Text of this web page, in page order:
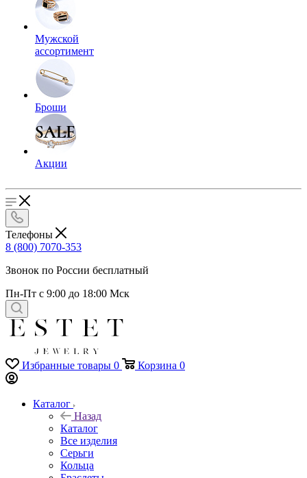
Мужской
ассортимент
Броши
Акции
Телефоны
8 (800) 7070-353
Звонок по России бесплатный
Пн-Пт с 9:00 до 18:00 Мск
Избранные товары 0 Корзина 0
Каталог
Назад
Каталог
Все изделия
Серьги
Кольца